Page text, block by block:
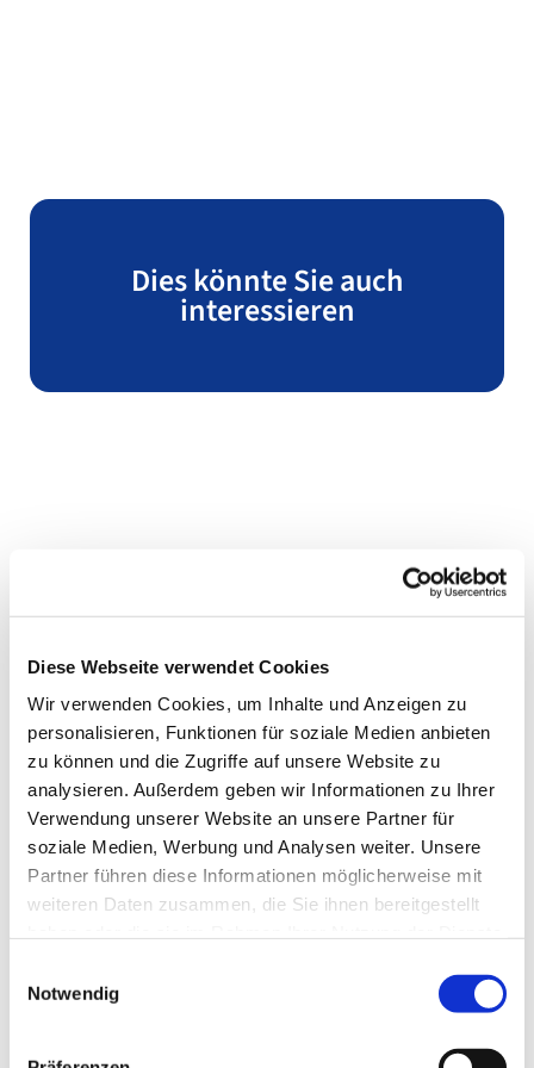
Diese Webseite verwendet Cookies
Wir verwenden Cookies, um Inhalte und Anzeigen zu
personalisieren, Funktionen für soziale Medien anbieten
zu können und die Zugriffe auf unsere Website zu
analysieren. Außerdem geben wir Informationen zu Ihrer
Verwendung unserer Website an unsere Partner für
soziale Medien, Werbung und Analysen weiter. Unsere
Partner führen diese Informationen möglicherweise mit
weiteren Daten zusammen, die Sie ihnen bereitgestellt
Notwendig
Dies könnte Sie auch
interessieren
Gemeindebrief